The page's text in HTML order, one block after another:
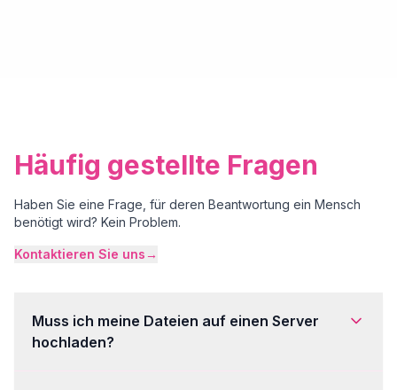
Häufig gestellte Fragen
Haben Sie eine Frage, für deren Beantwortung ein Mensch
benötigt wird? Kein Problem.
Kontaktieren Sie uns→
Muss ich meine Dateien auf einen Server
hochladen?